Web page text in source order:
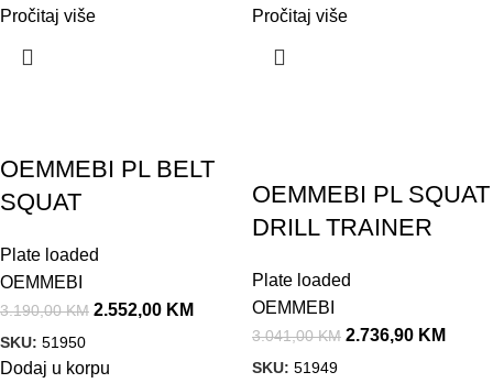
Pročitaj više Pročitaj više
OEMMEBI PL BELT
SQUAT
Plate loaded
OEMMEBI
3.190,00KM 2.552,00 KM
SKU: 51950
Dodaj u korpu
OEMMEBI PL SQUAT
DRILL TRAINER
Plate loaded
OEMMEBI
3.041,00KM 2.736,90 KM
SKU: 51949